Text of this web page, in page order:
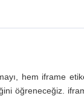
hem iframe
öğreneceğiz.